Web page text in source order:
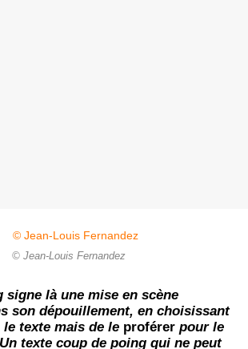
© Jean-Louis Fernandez
signe là une mise en scène
son dépouillement, en choisissant
le texte mais de le proférer pour le
texte coup de poing qui ne peut